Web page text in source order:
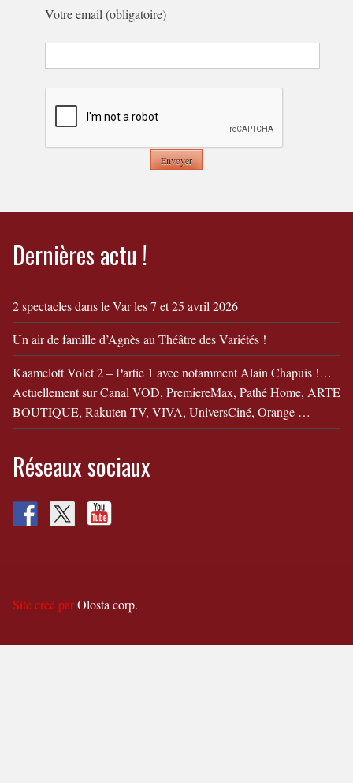
Votre email (obligatoire)
Dernières actu !
2 spectacles dans le Var les 7 et 25 avril 2026
Un air de famille d’Agnès au Théâtre des Variétés !
Kaamelott Volet 2 – Partie 1 avec notamment Alain Chapuis !…
Actuellement sur Canal VOD, PremiereMax, Pathé Home, ARTE
BOUTIQUE, Rakuten TV, VIVA, UniversCiné, Orange …
Réseaux sociaux
Site créé parOlosta corp.